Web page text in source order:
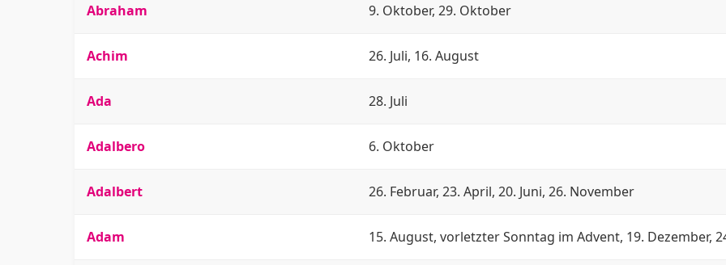
Abraham 9. Oktober, 29. Oktober
Achim 26. Juli, 16. August
Ada 28. Juli
Adalbero 6. Oktober
Adalbert 26. Februar, 23. April, 20. Juni, 26. November
Adam 15. August, vorletzter Sonntag im Advent, 19. Dezember,